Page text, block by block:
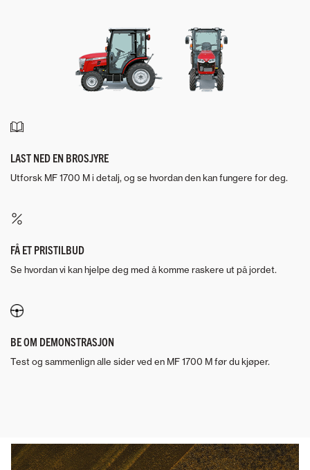
LAST NED EN BROSJYRE
Utforsk MF 1700 M i detalj, og se hvordan den kan fungere for deg.
FÅ ET PRISTILBUD
Se hvordan vi kan hjelpe deg med å komme raskere ut på jordet.
BE OM DEMONSTRASJON
Test og sammenlign alle sider ved en MF 1700 M før du kjøper.